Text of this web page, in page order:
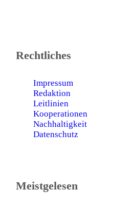
Rechtliches
Impressum
Redaktion
Leitlinien
Kooperationen
Nachhaltigkeit
Datenschutz
Meistgelesen